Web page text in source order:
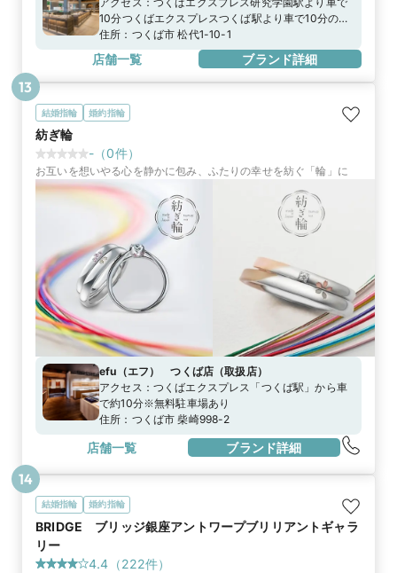
10分つくばエクスプレスつくば駅より車で10分の白
い建物 首都圏中央連絡自動車道つくば中央ICより車
で10分。国道408号線松代交差点南側
住所： つくば市 松代1-10-1
店舗一覧 ブランド詳細
結婚指輪 婚約指輪
紡ぎ輪
- （0件）
お互いを想いやる心を静かに包み、ふたりの幸せを紡ぐ「輪」に
efu（エフ） つくば店 （取扱店）
アクセス： つくばエクスプレス「つくば駅」から車
で約10分※無料駐車場あり
住所： つくば市 柴崎998-2
店舗一覧 ブランド詳細
13
結婚指輪 婚約指輪
BRIDGE ブリッジ銀座アントワープブリリアントギャラ
リー
4.4 （222件）
14